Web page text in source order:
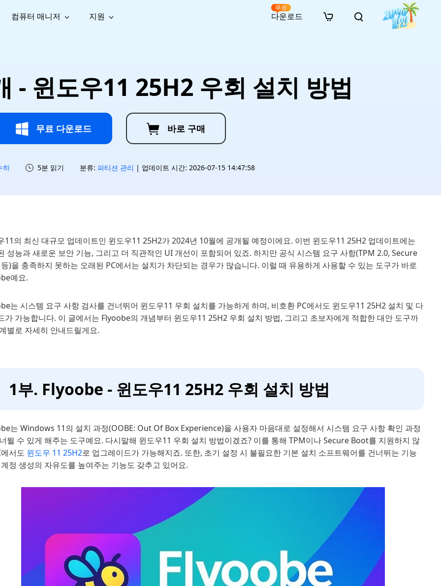
데이터 복구
메시지 복구
LINE 데이터 복구
백업 없이 LINE 채팅 복구
· USB 복구
· 파티션 복구
· 한글 파일 복구
· 오피스 파일 복구
· 사진 복구
· 동영상 복구
복구
구
구
질 높이
질 높이
기
온라인 사진 복구
온라인 문서 복구
· 시네마틱 AI 이미지 프롬프트
· 애니메이션 실사 변환 프롬프트
컴퓨터 매니저
색 및 삭제
Cleamio 브랜드 리뉴얼
및 정밀 클린
Windows DLL 오류 수정
손상된 PST/OST 파일 복구
· 하드 디스크 복사
· 중복 파일 찾기 (Mac)
· C 드라이브 확장
· 디스크 공간 확보 (Win)
· MBR GPT 변환
· Mac 저장 공간 최적화
지원
드 센터
가이드
결 방법
다운로드
무료
- 윈도우11 25H2 우회 설치 방법
무료 다운로드 바로 구매
하 5분 읽기 분류: 파티션 관리 | 업데이트 시간: 2026-07-15 14:47:58
11의 최신 대규모 업데이트인 윈도우11 25H2가 2024년 10월에 공개될 예정이에요. 이번 윈도우11 25H2 업데이트에는
성능과 새로운 보안 기능, 그리고 더 직관적인 UI 개선이 포함되어 있죠. 하지만 공식 시스템 요구 사항(TPM 2.0, Secure
)을 충족하지 못하는 오래된 PC에서는 설치가 차단되는 경우가 많습니다. 이럴 때 유용하게 사용할 수 있는 도구가 바로
예요.
는 시스템 요구 사항 검사를 건너뛰어 윈도우11 우회 설치를 가능하게 하며, 비호환 PC에서도 윈도우11 25H2 설치 및 다
가 가능합니다. 이 글에서는 Flyoobe의 개념부터 윈도우11 25H2 우회 설치 방법, 그리고 초보자에게 적합한 대안 도구까
별로 자세히 안내드릴게요.
1부. Flyoobe - 윈도우11 25H2 우회 설치 방법
는 Windows 11의 설치 과정(OOBE: Out Of Box Experience)을 사용자 마음대로 설정해서 시스템 요구 사항 확인 과정
뛸 수 있게 해주는 도구예요. 다시말해 윈도우11 우회 설치 방법이겠죠? 이를 통해 TPM이나 Secure Boot를 지원하지 않
서도 윈도우 11 25H2로 업그레이드가 가능해지죠. 또한, 초기 설정 시 불필요한 기본 설치 소프트웨어를 건너뛰는 기능
정 생성의 자유도를 높여주는 기능도 갖추고 있어요.